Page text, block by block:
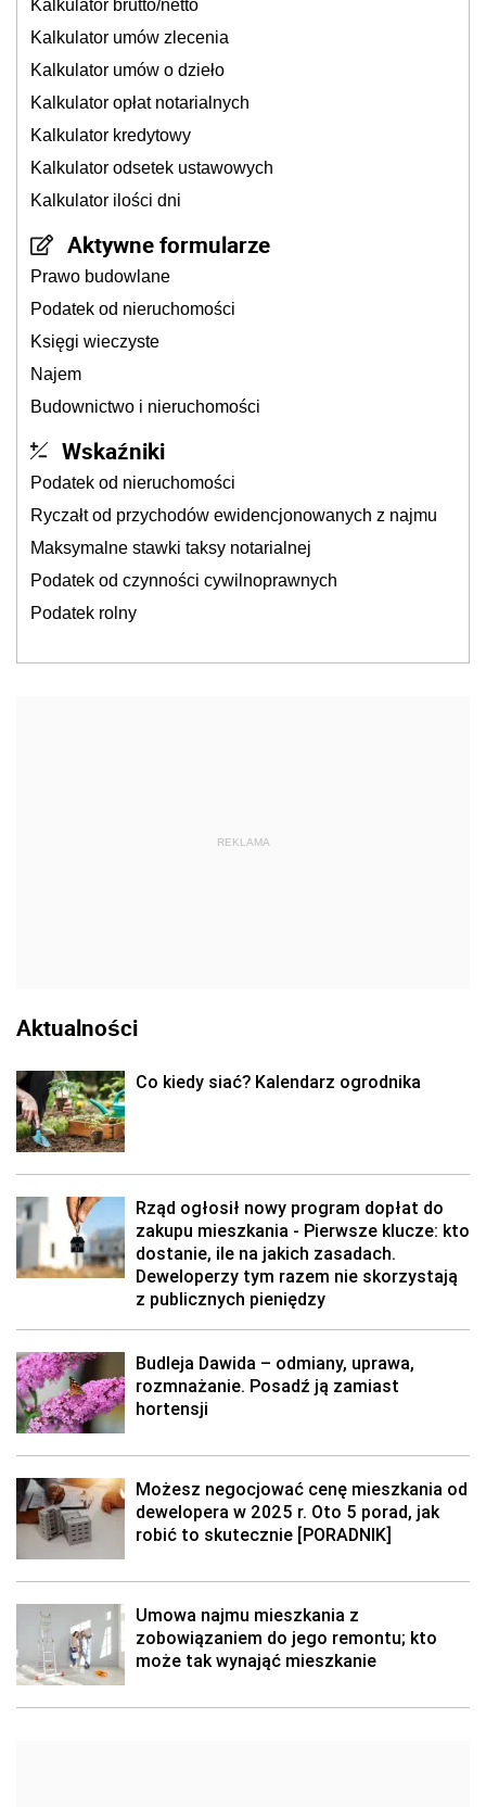
Kalkulator brutto/netto
Kalkulator umów zlecenia
Kalkulator umów o dzieło
Kalkulator opłat notarialnych
Kalkulator kredytowy
Kalkulator odsetek ustawowych
Kalkulator ilości dni
Aktywne formularze
Prawo budowlane
Podatek od nieruchomości
Księgi wieczyste
Najem
Budownictwo i nieruchomości
Wskaźniki
Podatek od nieruchomości
Ryczałt od przychodów ewidencjonowanych z najmu
Maksymalne stawki taksy notarialnej
Podatek od czynności cywilnoprawnych
Podatek rolny
REKLAMA
Aktualności
Co kiedy siać? Kalendarz ogrodnika
Rząd ogłosił nowy program dopłat do
zakupu mieszkania - Pierwsze klucze: kto
dostanie, ile na jakich zasadach.
Deweloperzy tym razem nie skorzystają
z publicznych pieniędzy
Budleja Dawida – odmiany, uprawa,
rozmnażanie. Posadź ją zamiast
hortensji
Możesz negocjować cenę mieszkania od
dewelopera w 2025 r. Oto 5 porad, jak
robić to skutecznie [PORADNIK]
Umowa najmu mieszkania z
zobowiązaniem do jego remontu; kto
może tak wynająć mieszkanie